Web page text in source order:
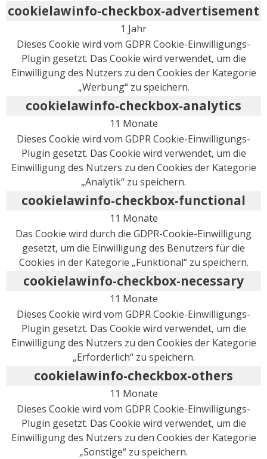
cookielawinfo-checkbox-advertisement
1 Jahr
Dieses Cookie wird vom GDPR Cookie-Einwilligungs-
Plugin gesetzt. Das Cookie wird verwendet, um die
Einwilligung des Nutzers zu den Cookies der Kategorie
„Werbung“ zu speichern.
cookielawinfo-checkbox-analytics
11 Monate
Dieses Cookie wird vom GDPR Cookie-Einwilligungs-
Plugin gesetzt. Das Cookie wird verwendet, um die
Einwilligung des Nutzers zu den Cookies der Kategorie
„Analytik“ zu speichern.
cookielawinfo-checkbox-functional
11 Monate
Das Cookie wird durch die GDPR-Cookie-Einwilligung
gesetzt, um die Einwilligung des Benutzers für die
Cookies in der Kategorie „Funktional“ zu speichern.
cookielawinfo-checkbox-necessary
11 Monate
Dieses Cookie wird vom GDPR Cookie-Einwilligungs-
Plugin gesetzt. Das Cookie wird verwendet, um die
Einwilligung des Nutzers zu den Cookies der Kategorie
„Erforderlich“ zu speichern.
cookielawinfo-checkbox-others
11 Monate
Dieses Cookie wird vom GDPR Cookie-Einwilligungs-
Plugin gesetzt. Das Cookie wird verwendet, um die
Einwilligung des Nutzers zu den Cookies der Kategorie
„Sonstige“ zu speichern.